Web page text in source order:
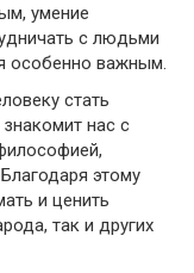
умение
с людьми
особенно важным.
стать
нас с
этому
и ценить
так и других